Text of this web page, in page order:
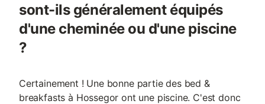
sont-ils généralement équipés
d'une cheminée ou d'une piscine
?
Certainement ! Une bonne partie des bed &
breakfasts à Hossegor ont une piscine. C'est donc